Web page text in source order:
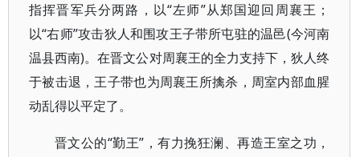
指挥晋军兵分两路，以“左师”从郑国迎回周襄王；
以“右师”攻击狄人和围攻王子带所屯驻的温邑(今河南
温县西南)。在晋文公对周襄王的全力支持下，狄人终
于被击退，王子带也为周襄王所擒杀，周室内部血腥
动乱得以平定了。
晋文公的“勤王”，有力挽狂澜、再造王室之功，